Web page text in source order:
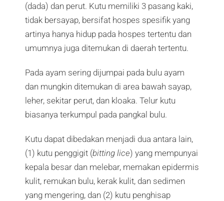
(dada) dan perut. Kutu memiliki 3 pasang kaki,
tidak bersayap, bersifat hospes spesifik yang
artinya hanya hidup pada hospes tertentu dan
umumnya juga ditemukan di daerah tertentu.
Pada ayam sering dijumpai pada bulu ayam
dan mungkin ditemukan di area bawah sayap,
leher, sekitar perut, dan kloaka. Telur kutu
biasanya terkumpul pada pangkal bulu.
Kutu dapat dibedakan menjadi dua antara lain,
(1) kutu penggigit (bitting lice) yang mempunyai
kepala besar dan melebar, memakan epidermis
kulit, remukan bulu, kerak kulit, dan sedimen
yang mengering, dan (2) kutu penghisap